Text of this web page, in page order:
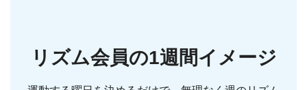
リズム会員の1週間イメージ